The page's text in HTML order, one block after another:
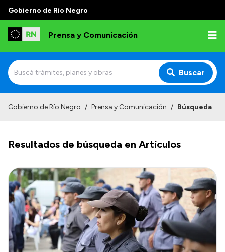
Gobierno de Río Negro
Prensa y Comunicación
Buscar
Autoridades
Referentes de prensa
Archivo de noticias
Transparencia
Presupuesto
Gobierno de Río Negro / Prensa y Comunicación / Búsqueda
Resultados de búsqueda en Artículos